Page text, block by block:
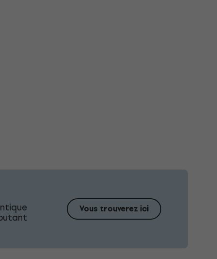
Vous trouverez ici